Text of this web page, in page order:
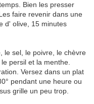
Bien les presser
faire revenir dans une
d' olive, 15 minutes
le sel, le poivre, le chèvre
persil et la menthe.
Versez dans un plat
pendant une heure ou
grille un peu trop.